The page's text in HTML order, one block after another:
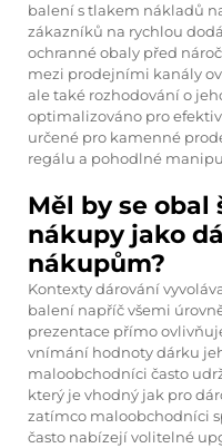
balení s tlakem nákladů
zákazníků na rychlou
ochranné obaly před
mezi prodejními kanály
ale také rozhodování o
optimalizováno pro
určené pro kamenné
regálu a pohodlné
Měl by se
nákupy jako
nákupům?
Kontexty dárování
balení napříč všemi
prezentace přímo
vnímání hodnoty dárku
maloobchodníci často
který je vhodný jak pro
zatímco maloobchodníci
často nabízejí volitelné